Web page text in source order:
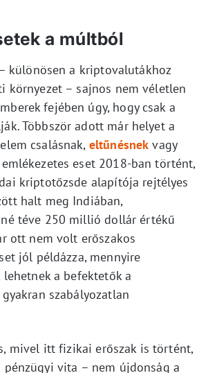
a múltból
különösen a kriptovalutákhoz
környezet – sajnos nem véletlen
fejében úgy, hogy csak a
Többször adott már helyet a
csalásnak, eltűnésnek vagy
emlékezetes eset 2018-ban történt,
kriptotőzsde alapítója rejtélyes
halt meg Indiában,
téve 250 millió dollár értékű
ott nem volt erőszakos
jól példázza, mennyire
a befektetők a
szabályozatlan
mivel itt fizikai erőszak is történt,
vita – nem újdonság a